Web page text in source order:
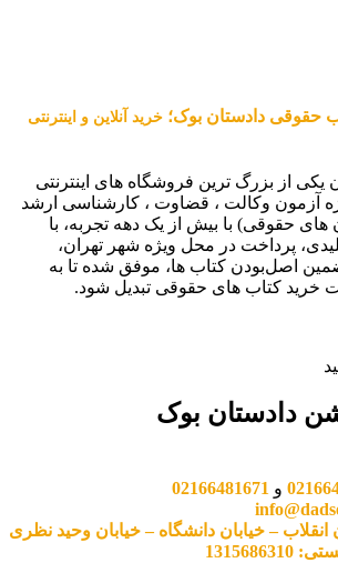
حقوقی دادستان بوک؛ خرید آنلاین و اینترنتی
یکی از بزرگ ترین فروشگاه های اینترنتی
آزمون وکالت ، قضاوت ، کارشناسی ارشد
های حقوقی) با بیش از یک دهه تجربه، با
پرداخت در محل ویژه شهر تهران،
اصل‌بودن کتاب ها، موفق شده تا به
خرید کتاب های حقوقی تبدیل شود.
دادستان بوک
و 02166481671
انقلاب – خیابان دانشگاه – خیابان وحید نظری